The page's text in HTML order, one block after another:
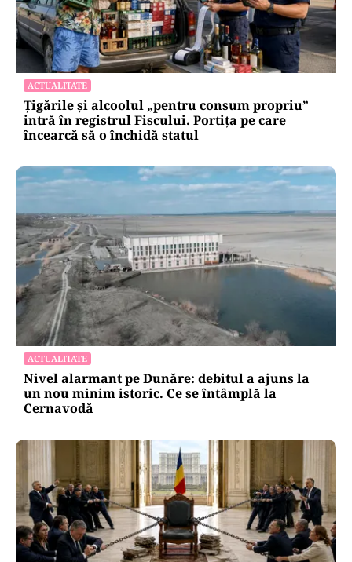
ACTUALITATE
Țigările și alcoolul „pentru consum propriu”
intră în registrul Fiscului. Portița pe care
încearcă să o închidă statul
ACTUALITATE
Nivel alarmant pe Dunăre: debitul a ajuns la
un nou minim istoric. Ce se întâmplă la
Cernavodă